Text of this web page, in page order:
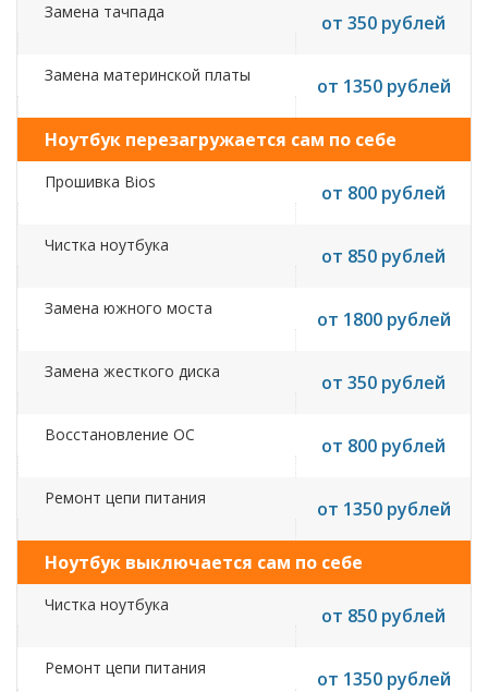
Замена тачпада от 350 рублей
Замена материнской платы от 1350 рублей
Ноутбук перезагружается сам по себе
Прошивка Bios от 800 рублей
Чистка ноутбука от 850 рублей
Замена южного моста от 1800 рублей
Замена жесткого диска от 350 рублей
Восстановление ОС от 800 рублей
Ремонт цепи питания от 1350 рублей
Ноутбук выключается сам по себе
Чистка ноутбука от 850 рублей
Ремонт цепи питания от 1350 рублей